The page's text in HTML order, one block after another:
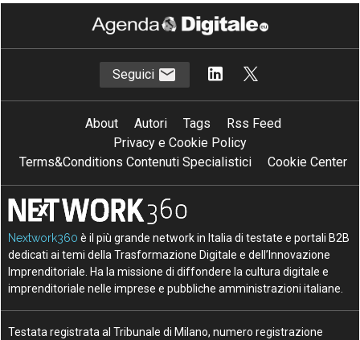
Seguici
About Autori Tags
Rss Feed
Privacy e Cookie Policy
Terms&Conditions Contenuti Specialistici
Cookie Center
Nextwork360 è il più grande network in Italia di testate e portali B2B
dedicati ai temi della Trasformazione Digitale e dell’Innovazione
Imprenditoriale. Ha la missione di diffondere la cultura digitale e
imprenditoriale nelle imprese e pubbliche amministrazioni italiane.
Testata registrata al Tribunale di Milano, numero registrazione